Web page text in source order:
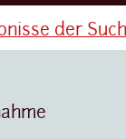
der